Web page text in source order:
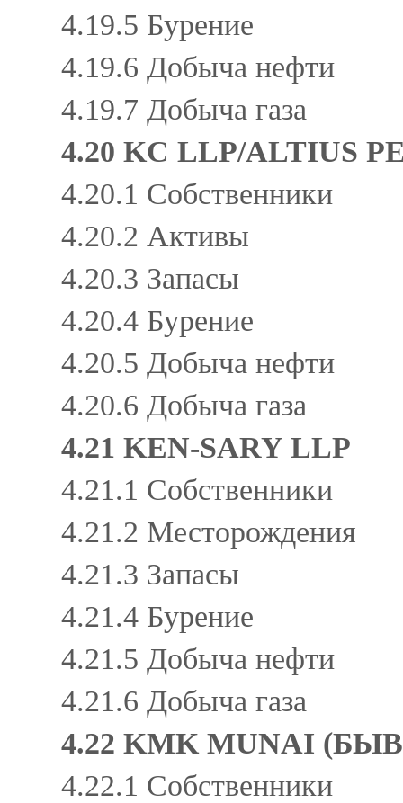
4.19.5 Бурение
4.19.6 Добыча нефти
4.19.7 Добыча газа
4.20 KC LLP/ALTIUS
4.20.1 Собственники
4.20.2 Активы
4.20.3 Запасы
4.20.4 Бурение
4.20.5 Добыча нефти
4.20.6 Добыча газа
4.21 KEN-SARY LLP
4.21.1 Собственники
4.21.2 Месторождения
4.21.3 Запасы
4.21.4 Бурение
4.21.5 Добыча нефти
4.21.6 Добыча газа
4.22 KMK MUNAI
4.22.1 Собственники